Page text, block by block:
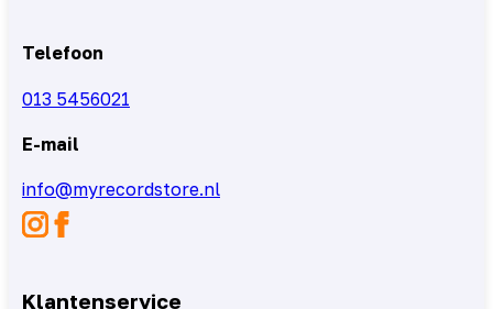
Telefoon
013 5456021
E-mail
info@myrecordstore.nl
Klantenservice